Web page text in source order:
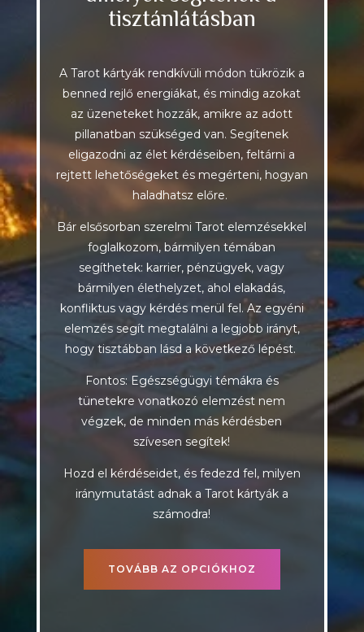
tisztánlátásban
A Tarot kártyák rendkívüli módon tükrözik a
benned rejlő energiákat, és mindig azokat
az üzeneteket hozzák, amikre az adott
pillanatban szükséged van. Segítenek
eligazodni az élet kérdéseiben, feltárni a
rejtett lehetőségeket és megérteni, hogyan
haladhatsz előre.
Bár elsősorban szerelmi Tarot elemzésekkel
foglalkozom, bármilyen témában
segíthetek: karrier, pénzügyek, vagy
bármilyen élethelyzet, ahol elakadás,
konfliktus vagy kérdés merül fel. Az egyéni
elemzés segít megtalálni a legjobb irányt,
hogy tisztábban lásd a következő lépést.
Fontos: Egészségügyi témákra és
tünetekre vonatkozó elemzést nem
végzek, de minden más kérdésben
szívesen segítek!
Hozd el kérdéseidet, és fedezd fel, milyen
iránymutatást adnak a Tarot kártyák a
számodra!
TOVÁBB AZ OPCIÓKHOZ